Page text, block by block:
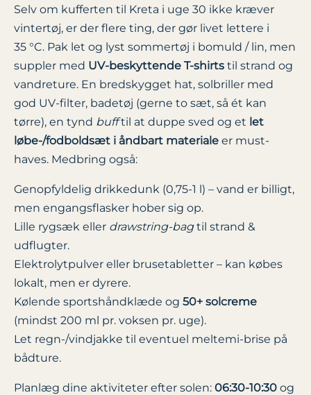
Selv om kufferten til Kreta i uge 30 ikke kræver
vintertøj, er der flere ting, der gør livet lettere i
35 °C. Pak let og lyst sommertøj i bomuld / lin, men
suppler med UV-beskyttende T-shirts til strand og
vandreture. En bredskygget hat, solbriller med
god UV-filter, badetøj (gerne to sæt, så ét kan
tørre), en tynd bufftil at duppe sved og et let
løbe-/fodboldsæt i åndbart materiale er must-
haves. Medbring også:
Genopfyldelig drikkedunk (0,75-1 l) – vand er billigt,
men engangsflasker hober sig op.
Lille rygsæk eller drawstring-bagtil strand &
udflugter.
Elektrolytpulver eller brusetabletter – kan købes
lokalt, men er dyrere.
Kølende sportshåndklæde og 50+ solcreme
(mindst 200 ml pr. voksen pr. uge).
Let regn-/vindjakke til eventuel meltemi-brise på
bådture.
Planlæg dine aktiviteter efter solen: 06:30-10:30 og